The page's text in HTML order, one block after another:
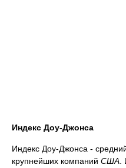
Индекс Доу-Джонса
Индекс Доу-Джонса -
крупнейших компаний США.